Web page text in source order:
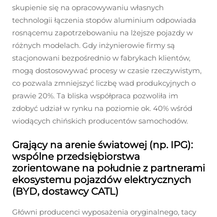
skupienie się na opracowywaniu własnych
technologii łączenia stopów aluminium odpowiada
rosnącemu zapotrzebowaniu na lżejsze pojazdy w
różnych modelach. Gdy inżynierowie firmy są
stacjonowani bezpośrednio w fabrykach klientów,
mogą dostosowywać procesy w czasie rzeczywistym,
co pozwala zmniejszyć liczbę wad produkcyjnych o
prawie 20%. Ta bliska współpraca pozwoliła im
zdobyć udział w rynku na poziomie ok. 40% wśród
wiodących chińskich producentów samochodów.
Grający na arenie światowej (np. IPG):
wspólne przedsiębiorstwa
zorientowane na południe z partnerami
ekosystemu pojazdów elektrycznych
(BYD, dostawcy CATL)
Główni producenci wyposażenia oryginalnego, tacy